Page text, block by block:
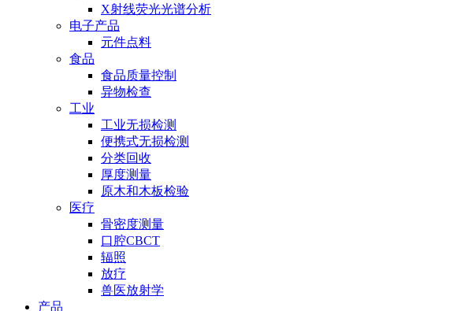
X射线荧光光谱分析
电子产品
元件点料
食品
食品质量控制
异物检查
工业
工业无损检测
便携式无损检测
分类回收
厚度测量
原木和木板检验
医疗
骨密度测量
口腔CBCT
辐照
放疗
兽医放射学
产品